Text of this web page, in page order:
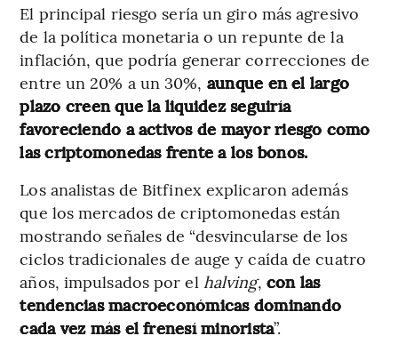
El principal riesgo sería un giro más agresivo
de la política monetaria o un repunte de la
inflación, que podría generar correcciones de
entre un 20% a un 30%, aunque en el largo
plazo creen que la liquidez seguiría
favoreciendo a activos de mayor riesgo como
las criptomonedas frente a los bonos.
Los analistas de Bitfinex explicaron además
que los mercados de criptomonedas están
mostrando señales de “desvincularse de los
ciclos tradicionales de auge y caída de cuatro
años, impulsados por el halving, con las
tendencias macroeconómicas dominando
cada vez más el frenesí minorista”.